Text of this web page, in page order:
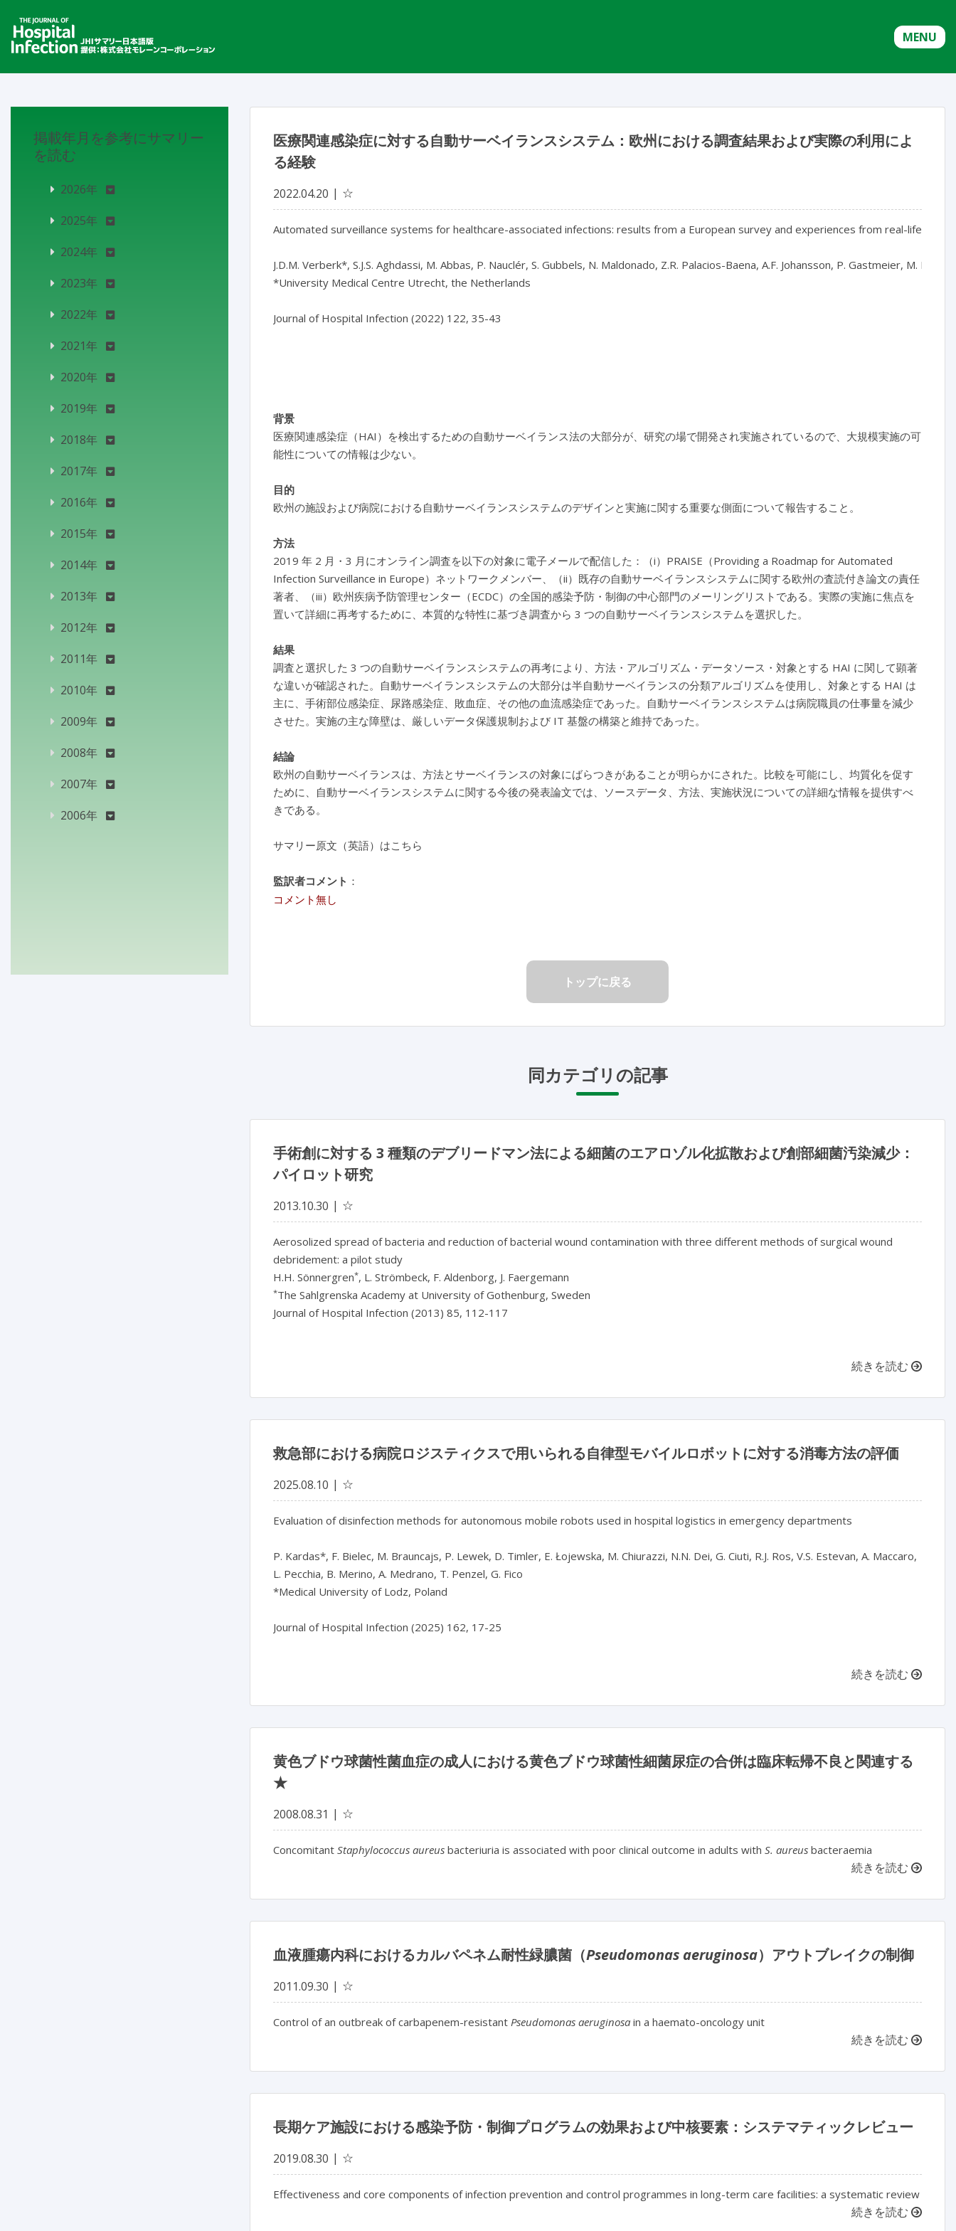
MENU
医療関連感染症に対する自動サーベイランスシステム：欧州における調査結果および実際の利用によ
る経験
2022.04.20 ☆
Automated surveillance systems for healthcare-associated infections: results from a European survey and experiences from real-life
J.D.M. Verberk*, S.J.S. Aghdassi, M. Abbas, P. Nauclér, S. Gubbels, N. Maldonado, Z.R. Palacios-Baena, A.F. Johansson, P. Gastmeier, M.
*University Medical Centre Utrecht, the Netherlands
Journal of Hospital Infection (2022) 122, 35-43
背景
医療関連感染症（HAI）を検出するための自動サーベイランス法の大部分が、研究の場で開発され実施されているので、大規模実施の可
能性についての情報は少ない。
目的
欧州の施設および病院における自動サーベイランスシステムのデザインと実施に関する重要な側面について報告すること。
方法
2019 年 2 月・3 月にオンライン調査を以下の対象に電子メールで配信した：（i）PRAISE（Providing a Roadmap for Automated
Infection Surveillance in Europe）ネットワークメンバー、（ii）既存の自動サーベイランスシステムに関する欧州の査読付き論文の責任
著者、（iii）欧州疾病予防管理センター（ECDC）の全国的感染予防・制御の中心部門のメーリングリストである。実際の実施に焦点を
置いて詳細に再考するために、本質的な特性に基づき調査から 3 つの自動サーベイランスシステムを選択した。
結果
調査と選択した 3 つの自動サーベイランスシステムの再考により、方法・アルゴリズム・データソース・対象とする HAI に関して顕著
な違いが確認された。自動サーベイランスシステムの大部分は半自動サーベイランスの分類アルゴリズムを使用し、対象とする HAI は
主に、手術部位感染症、尿路感染症、敗血症、その他の血流感染症であった。自動サーベイランスシステムは病院職員の仕事量を減少
させた。実施の主な障壁は、厳しいデータ保護規制および IT 基盤の構築と維持であった。
結論
欧州の自動サーベイランスは、方法とサーベイランスの対象にばらつきがあることが明らかにされた。比較を可能にし、均質化を促す
ために、自動サーベイランスシステムに関する今後の発表論文では、ソースデータ、方法、実施状況についての詳細な情報を提供すべ
きである。
サマリー原文（英語）はこちら
監訳者コメント ：
コメント無し
トップに戻る
同カテゴリの記事
手術創に対する 3 種類のデブリードマン法による細菌のエアロゾル化拡散および創部細菌汚染減少：
パイロット研究
2013.10.30 ☆
Aerosolized spread of bacteria and reduction of bacterial wound contamination with three different methods of surgical wound
debridement: a pilot study
H.H. Sönnergren*, L. Strömbeck, F. Aldenborg, J. Faergemann
*The Sahlgrenska Academy at University of Gothenburg, Sweden
Journal of Hospital Infection (2013) 85, 112-117
続きを読む
救急部における病院ロジスティクスで用いられる自律型モバイルロボットに対する消毒方法の評価
2025.08.10 ☆
Evaluation of disinfection methods for autonomous mobile robots used in hospital logistics in emergency departments
P. Kardas*, F. Bielec, M. Brauncajs, P. Lewek, D. Timler, E. Łojewska, M. Chiurazzi, N.N. Dei, G. Ciuti, R.J. Ros, V.S. Estevan, A. Maccaro,
L. Pecchia, B. Merino, A. Medrano, T. Penzel, G. Fico
*Medical University of Lodz, Poland
Journal of Hospital Infection (2025) 162, 17-25
続きを読む
黄色ブドウ球菌性菌血症の成人における黄色ブドウ球菌性細菌尿症の合併は臨床転帰不良と関連する
★
2008.08.31 ☆
Concomitant Staphylococcus aureus bacteriuria is associated with poor clinical outcome in adults with S. aureus bacteraemia
続きを読む
血液腫瘍内科におけるカルバペネム耐性緑膿菌（Pseudomonas aeruginosa）アウトブレイクの制御
2011.09.30 ☆
Control of an outbreak of carbapenem-resistant Pseudomonas aeruginosa in a haemato-oncology unit
続きを読む
長期ケア施設における感染予防・制御プログラムの効果および中核要素：システマティックレビュー
2019.08.30 ☆
Effectiveness and core components of infection prevention and control programmes in long-term care facilities: a systematic review
続きを読む
掲載年月を参考にサマリー
を読む
2026年
2025年
2024年
2023年
2022年
2021年
2020年
2019年
2018年
2017年
2016年
2015年
2014年
2013年
2012年
2011年
2010年
2009年
2008年
2007年
2006年